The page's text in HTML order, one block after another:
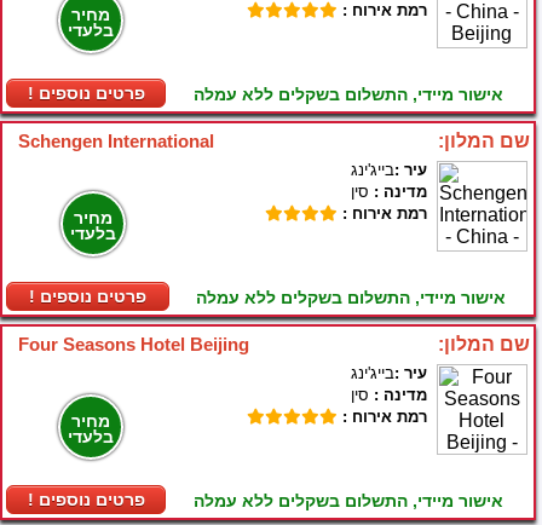
מחיר
בלעדי
! פרטים נוספים
רמת אירוח :
אישור מיידי, התשלום בשקלים ללא עמלה
Schengen International שם המלון:
מחיר
בלעדי
! פרטים נוספים
עיר :בייג'ינג
מדינה : סין
רמת אירוח :
אישור מיידי, התשלום בשקלים ללא עמלה
Four Seasons Hotel Beijing שם המלון:
מחיר
בלעדי
! פרטים נוספים
עיר :בייג'ינג
מדינה : סין
רמת אירוח :
אישור מיידי, התשלום בשקלים ללא עמלה